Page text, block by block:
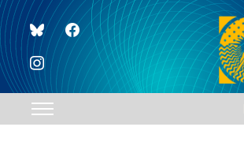
blueskyfacebook
instagram
Toggle